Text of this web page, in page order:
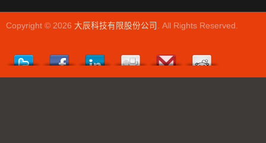
Copyright © 2026 大辰科技有限股份公司 . All Rights Reserved.